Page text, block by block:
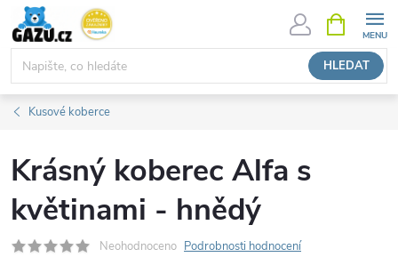
Přejít
obsah
HLEDAT
NÁKUPNÍ
KOŠÍK
Kusové koberce
Krásný koberec Alfa s
květinami - hnědý
Neohodnoceno Podrobnosti hodnocení